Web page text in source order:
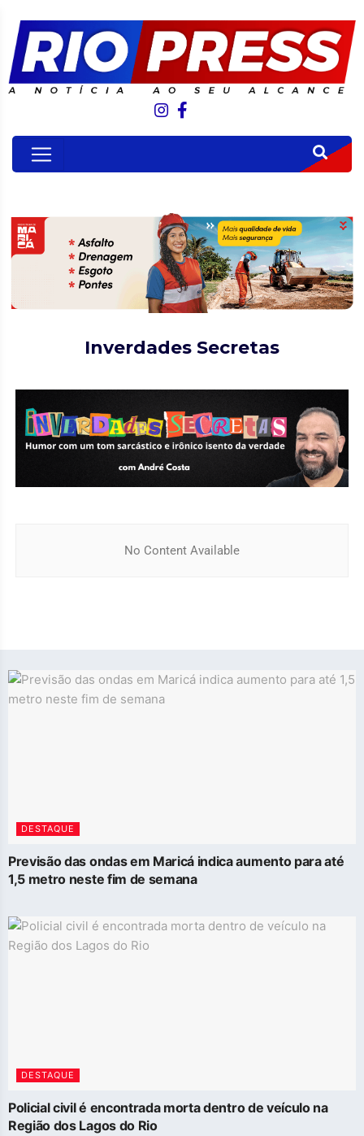
Inverdades Secretas
No Content Available
DESTAQUE
Previsão das ondas em Maricá indica aumento para até
1,5 metro neste fim de semana
DESTAQUE
Policial civil é encontrada morta dentro de veículo na
Região dos Lagos do Rio